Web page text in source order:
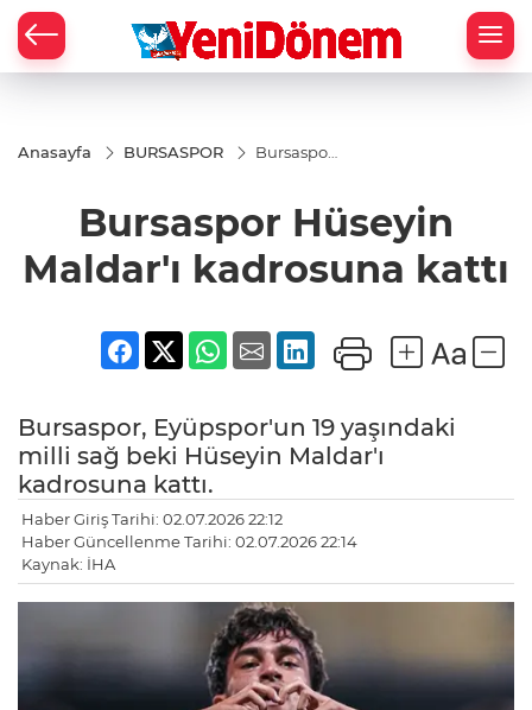
Anasayfa BURSASPOR
Bursaspor
kadrosuna
kattı
Bursaspor Hüseyin
Maldar'ı kadrosuna kattı
Bursaspor, Eyüpspor'un 19 yaşındaki
milli sağ beki Hüseyin Maldar'ı
kadrosuna kattı.
Haber Giriş Tarihi: 02.07.2026 22:12
Haber Güncellenme Tarihi: 02.07.2026 22:14
Kaynak: İHA